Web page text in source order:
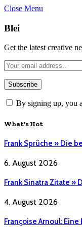
Close Menu
Blei
Get the latest creative
By signing up, you
What's Hot
Frank Sprüche » Die
6. August 2026
Frank Sinatra Zitate »
4. August 2026
Françoise Arnoul: